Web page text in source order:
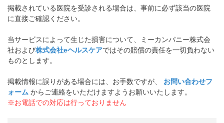
掲載されている医院を受診される場合は、事前に必ず該当の医院
に直接ご確認ください。
当サービスによって生じた損害について、ミーカンパニー株式会
社および株式会社eヘルスケアではその賠償の責任を一切負わない
ものとします。
掲載情報に誤りがある場合には、お手数ですが、
お問い合わせフ
ォーム からご連絡をいただけますようお願いいたします。
※お電話での対応は行っておりません